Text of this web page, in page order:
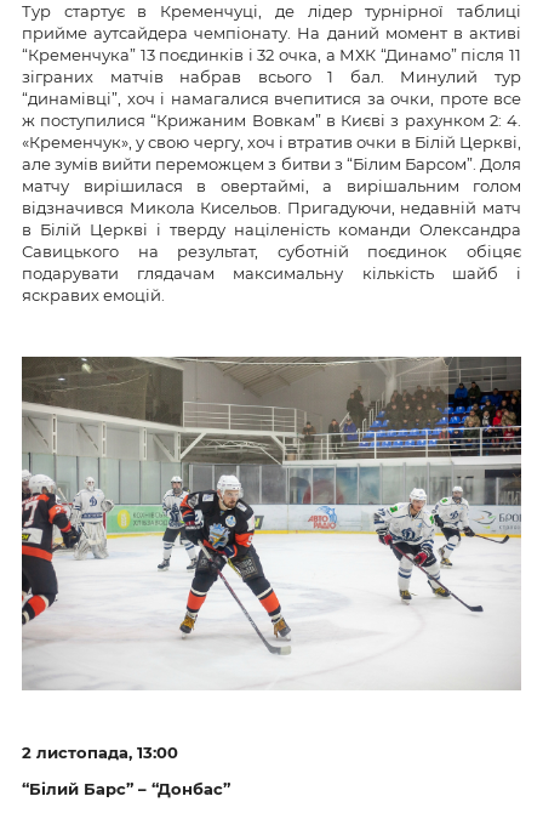
Тур стартує в Кременчуці, де лідер турнірної таблиці
прийме аутсайдера чемпіонату. На даний момент в активі
“Кременчука” 13 поєдинків і 32 очка, а МХК “Динамо” після 11
зіграних матчів набрав всього 1 бал. Минулий тур
“динамівці”, хоч і намагалися вчепитися за очки, проте все
ж поступилися “Крижаним Вовкам” в Києві з рахунком 2: 4.
«Кременчук», у свою чергу, хоч і втратив очки в Білій Церкві,
але зумів вийти переможцем з битви з “Білим Барсом”. Доля
матчу вирішилася в овертаймі, а вирішальним голом
відзначився Микола Кисельов. Пригадуючи, недавній матч
в Білій Церкві і тверду націленість команди Олександра
Савицького на результат, суботній поєдинок обіцяє
подарувати глядачам максимальну кількість шайб і
яскравих емоцій.
2 листопада, 13:00
“Білий Барс” – “Донбас”